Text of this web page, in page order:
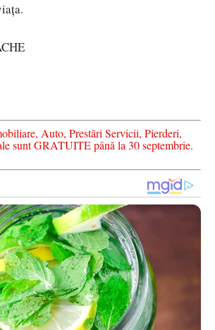
Auto, Prestări Servicii, Pierderi,
sunt GRATUITE până la 30 septembrie.